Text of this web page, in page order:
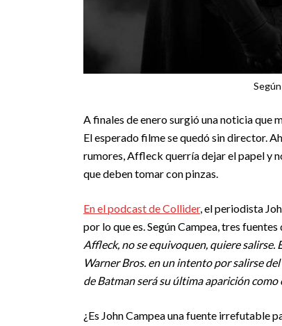
A finales de enero surgió una noticia que
El esperado filme se quedó sin director.
rumores, Affleck querría dejar el papel y
que deben tomar con pinzas.
En el podcast de Collider, el periodista
por lo que es. Según Campea, tres
Affleck, no se equivoquen, quiere
Warner Bros. en un intento por salirse
de Batman será su última aparición como
¿Es John Campea una fuente irrefutable